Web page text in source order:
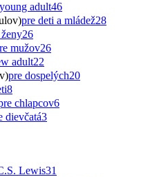
young adult46
pre deti a mládež28
26
mužov26
adult22
pre dospelých20
8
chlapcov6
dievčatá3
Lewis31